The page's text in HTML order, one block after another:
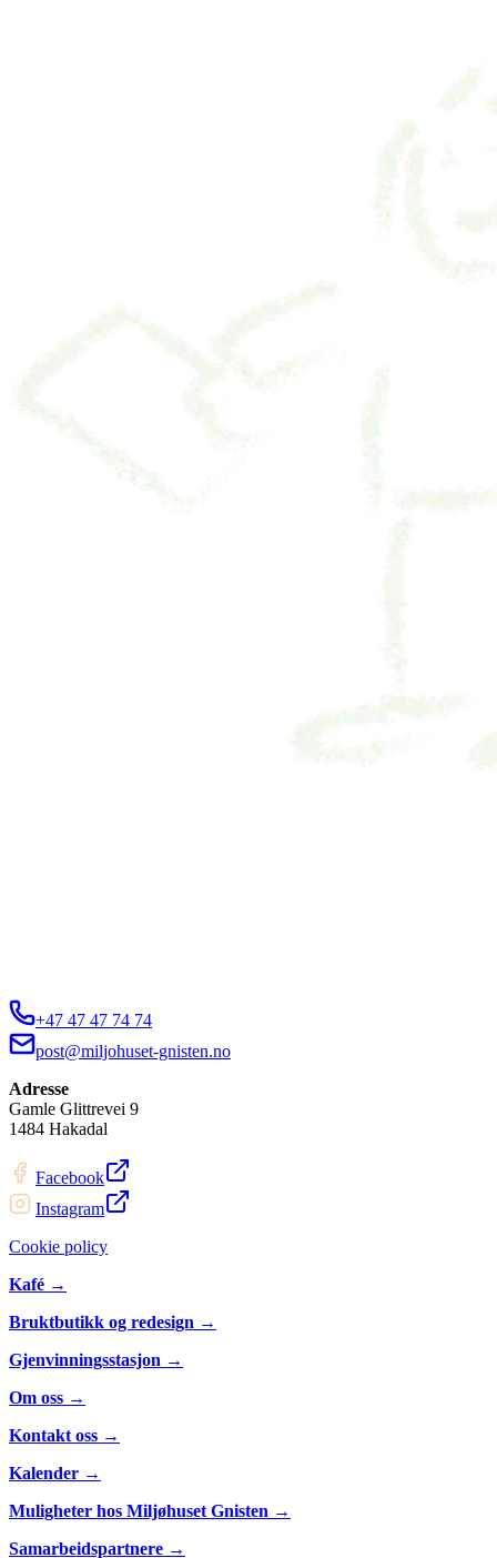
+47 47 47 74 74
post@miljohuset-gnisten.no
Adresse
Gamle Glittrevei 9
1484 Hakadal
Facebook
Instagram
Cookie policy
Kafé →
Bruktbutikk og redesign →
Gjenvinningsstasjon →
Om oss →
Kontakt oss →
Kalender →
Muligheter hos Miljøhuset Gnisten →
Samarbeidspartnere →